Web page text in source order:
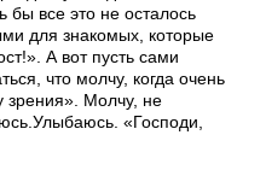
бы все это не осталось
для знакомых, которые
А вот пусть сами
что молчу, когда очень
зрения». Молчу, не
«Господи,